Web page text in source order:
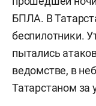
БПЛА. В
беспилотники.
пытались
ведомстве, в
Татарстаном за